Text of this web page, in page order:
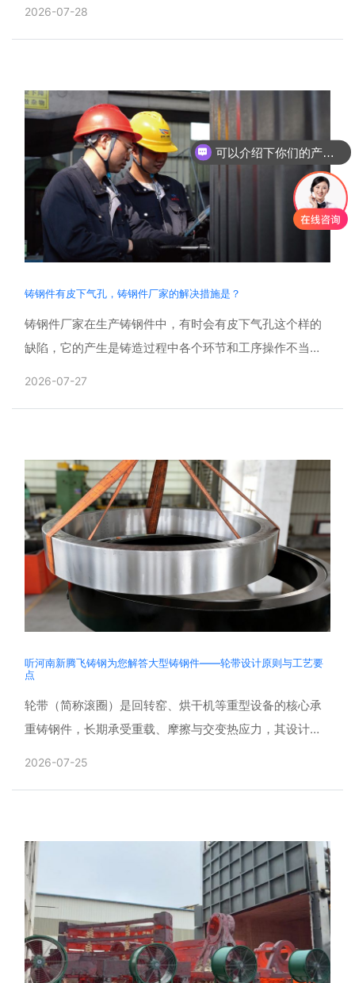
2026-07-28
铸钢件有皮下气孔，铸钢件厂家的解决措施是？
铸钢件厂家在生产铸钢件中，有时会有皮下气孔这个样的
缺陷，它的产生是铸造过程中各个环节和工序操作不当的
2026-07-27
听河南新腾飞铸钢为您解答大型铸钢件——轮带设计原则与工艺要
点
轮带（简称滚圈）是回转窑、烘干机等重型设备的核心承
重铸钢件，长期承受重载、摩擦与交变热应力，其设计合
2026-07-25
可以介绍下你们的产品么